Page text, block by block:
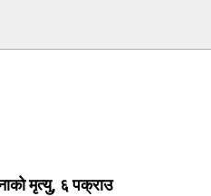
मृत्यु, ६ पक्राउ